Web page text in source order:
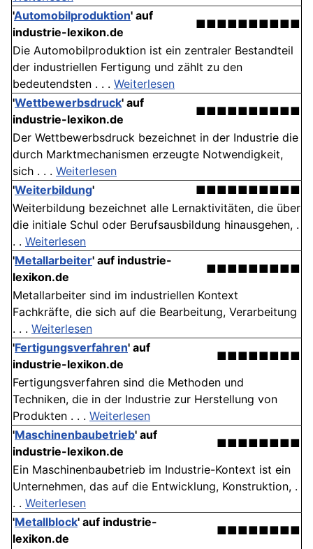
'Automobilproduktion' auf
industrie-lexikon.de
■■■■■■■■■■
Die Automobilproduktion ist ein zentraler Bestandteil
der industriellen Fertigung und zählt zu den
bedeutendsten . . . Weiterlesen
'Wettbewerbsdruck' auf
industrie-lexikon.de
■■■■■■■■■■
Der Wettbewerbsdruck bezeichnet in der Industrie die
durch Marktmechanismen erzeugte Notwendigkeit,
sich . . . Weiterlesen
'Weiterbildung'
■■■■■■■■■■
Weiterbildung bezeichnet alle Lernaktivitäten, die über
die initiale Schul oder Berufsausbildung hinausgehen, .
. . Weiterlesen
'Metallarbeiter' auf industrie-
lexikon.de
■■■■■■■■■
Metallarbeiter sind im industriellen Kontext
Fachkräfte, die sich auf die Bearbeitung, Verarbeitung
. . . Weiterlesen
'Fertigungsverfahren' auf
industrie-lexikon.de
■■■■■■■■
Fertigungsverfahren sind die Methoden und
Techniken, die in der Industrie zur Herstellung von
Produkten . . . Weiterlesen
'Maschinenbaubetrieb' auf
industrie-lexikon.de
■■■■■■■■
Ein Maschinenbaubetrieb im Industrie-Kontext ist ein
Unternehmen, das auf die Entwicklung, Konstruktion, .
. . Weiterlesen
'Metallblock' auf industrie-
lexikon.de
■■■■■■■■